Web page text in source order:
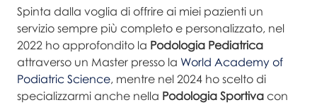
Spinta dalla voglia di offrire ai miei pazienti un
servizio sempre più completo e personalizzato, nel
2022 ho approfondito la Podologia Pediatrica
attraverso un Master presso la World Academy of
Podiatric Science, mentre nel 2024 ho scelto di
specializzarmi anche nella Podologia Sportiva con